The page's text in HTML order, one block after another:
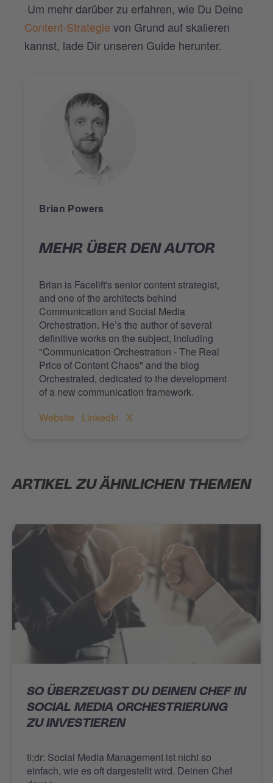
Um mehr darüber zu erfahren, wie Du Deine
Content-Strategie von Grund auf skalieren
kannst, lade Dir unseren Guide herunter.
Brian Powers
MEHR ÜBER DEN AUTOR
Brian is Facelift's senior content strategist,
and one of the architects behind
Communication and Social Media
Orchestration. He’s the author of several
definitive works on the subject, including
"Communication Orchestration - The Real
Price of Content Chaos" and the blog
Orchestrated, dedicated to the development
of a new communication framework.
Website
LinkedIn X
ARTIKEL ZU ÄHNLICHEN THEMEN
SO ÜBERZEUGST DU DEINEN CHEF IN
SOCIAL MEDIA ORCHESTRIERUNG
ZU INVESTIEREN
tl;dr: Social Media Management ist nicht so
einfach, wie es oft dargestellt wird. Deinen Chef